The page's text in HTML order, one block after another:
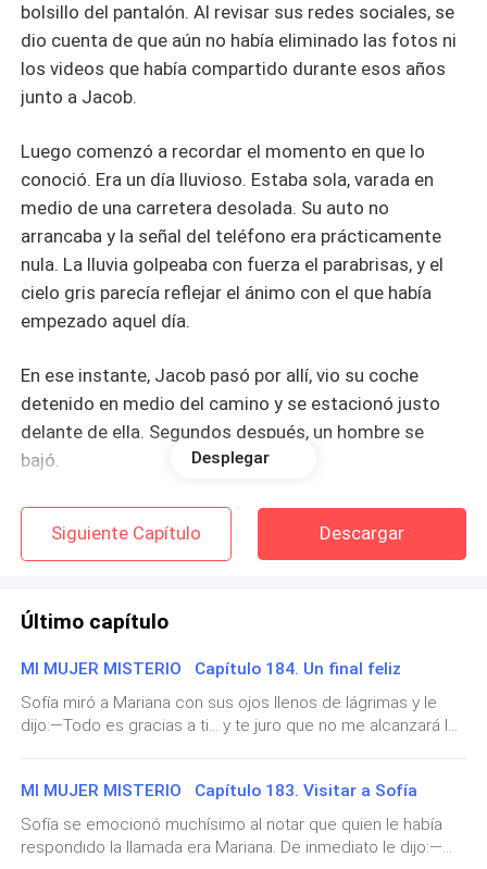
bolsillo del pantalón. Al revisar sus redes sociales, se
dio cuenta de que aún no había eliminado las fotos ni
los videos que había compartido durante esos años
junto a Jacob.
Luego comenzó a recordar el momento en que lo
conoció. Era un día lluvioso. Estaba sola, varada en
medio de una carretera desolada. Su auto no
arrancaba y la señal del teléfono era prácticamente
nula. La lluvia golpeaba con fuerza el parabrisas, y el
cielo gris parecía reflejar el ánimo con el que había
empezado aquel día.
En ese instante, Jacob pasó por allí, vio su coche
detenido en medio del camino y se estacionó justo
delante de ella. Segundos después, un hombre se
bajó.
Ella lo observó en silencio, sorprendida. Aquel hombre
era alto, de cabello negro azabache, ojos verdes
arremangada hasta los codos. Los dos primeros
aire desenfadado, seguro… y terriblemente atractivo.
—¡Qué guapo… wao! —murmuró entre dientes,
No podía creer que, en medio de la nada, justo cuando
más lo necesitaba, se hubiera cruzado con un hombre
Desplegar
Siguiente Capítulo Descargar
Último capítulo
MI MUJER MISTERIO Capítulo 184. Un final feliz
Sofía miró a Mariana con sus ojos llenos de lágrimas y le
dijo:—Todo es gracias a ti… y te juro que no me alcanzará la
cuando saliera de la cárcel, y que estaba enseñando a leer
a algunas internas que no sabían, además de dictar un
curso de maquillaje.Después de eso, Mariana regresó a su
casa. Ella había pensado que aquellas llamadas misteriosas
MI MUJER MISTERIO Capítulo 183. Visitar a Sofía
Sofía se emocionó muchísimo al notar que quien le había
respondido la llamada era Mariana. De inmediato le dijo:—